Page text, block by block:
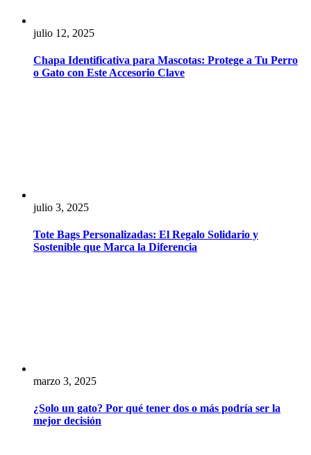
julio 12, 2025
Chapa Identificativa para Mascotas: Protege a Tu Perro
o Gato con Este Accesorio Clave
julio 3, 2025
Tote Bags Personalizadas: El Regalo Solidario y
Sostenible que Marca la Diferencia
marzo 3, 2025
¿Solo un gato? Por qué tener dos o más podría ser la
mejor decisión